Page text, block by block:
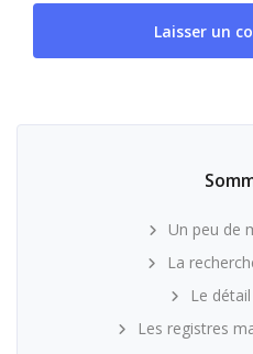
Un peu de
La
Le
Les registres